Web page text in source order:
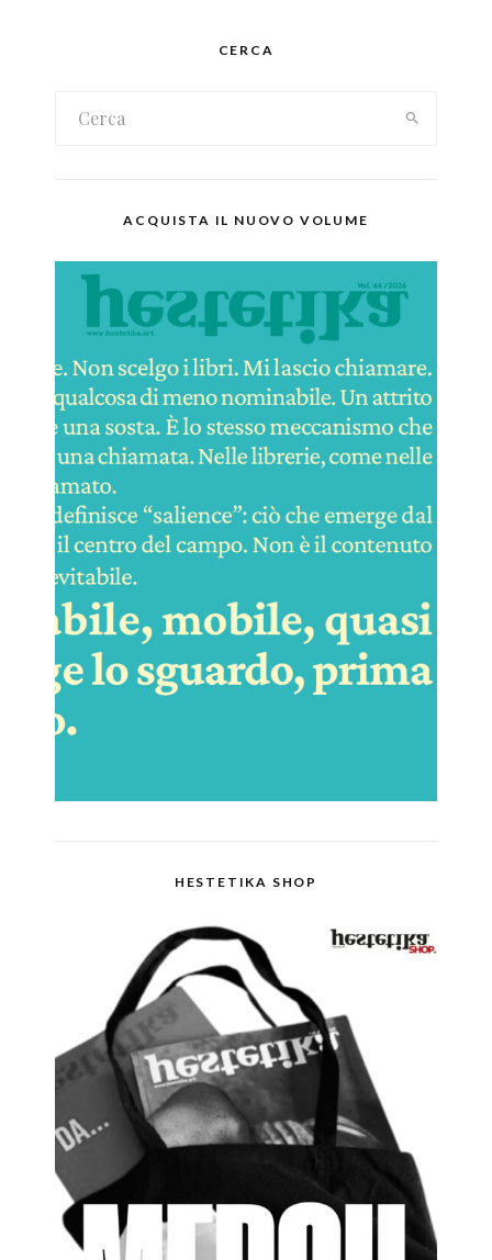
CERCA
ACQUISTA IL NUOVO VOLUME
HESTETIKA SHOP